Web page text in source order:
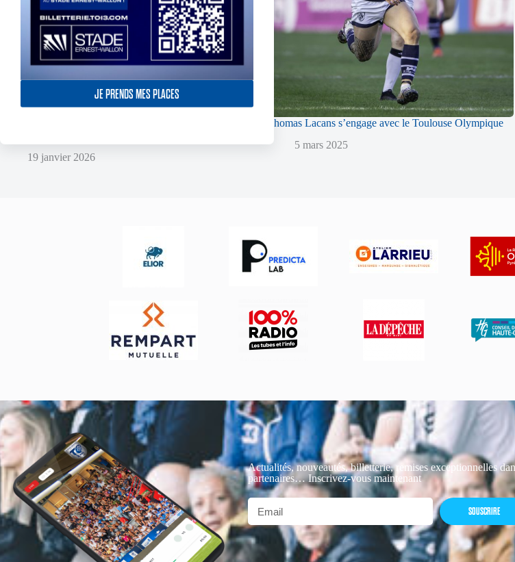
JE PRENDS MES PLACES
19 janvier 2026
Thomas Lacans s’engage avec le Toulouse Olympique
5 mars 2025
Actualités, nouveautés, billetterie, remises exceptionnelles
partenaires… Inscrivez-vous maintenant
SOUSCRIRE